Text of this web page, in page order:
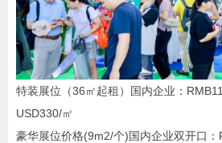
特装展位（36㎡起租）国内企业：
USD330/㎡
豪华展位价格(9m2/个)国内企业双开口：